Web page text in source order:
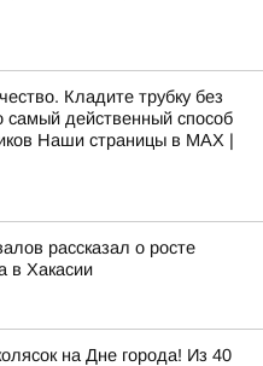
Кладите трубку без
самый действенный способ
Наши страницы в MAX |
рассказал о росте
в Хакасии
на Дне города! Из 40